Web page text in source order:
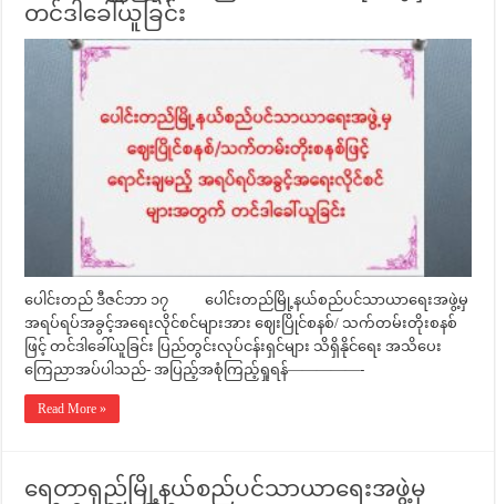
တင်ဒါခေါ်ယူခြင်း
ပေါင်းတည် ဒီဇင်ဘာ ၁၇ ပေါင်းတည်မြို့နယ်စည်ပင်သာယာရေးအဖွဲ့မှ
အရပ်ရပ်အခွင့်အရေးလိုင်စင်များအား ဈေးပြိုင်စနစ်/ သက်တမ်းတိုးစနစ်
ဖြင့် တင်ဒါခေါ်ယူခြင်း ပြည်တွင်းလုပ်ငန်းရှင်များ သိရှိနိုင်ရေး အသိပေး
ကြေညာအပ်ပါသည်- အပြည့်အစုံကြည့်ရှုရန်—————-
Read More »
ရေတာရှည်မြို့နယ်စည်ပင်သာယာရေးအဖွဲ့မှ